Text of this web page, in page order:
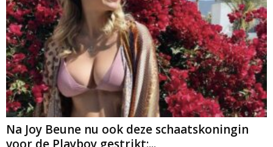
Na Joy Beune nu ook deze schaatskoningin